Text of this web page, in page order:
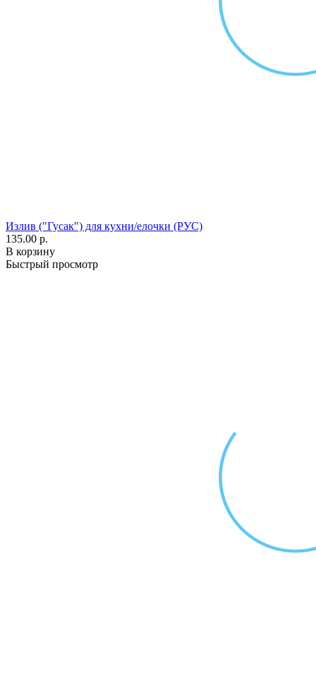
Излив ("Гусак") для кухни/елочки (РУС)
135.00 р.
В корзину
Быстрый просмотр